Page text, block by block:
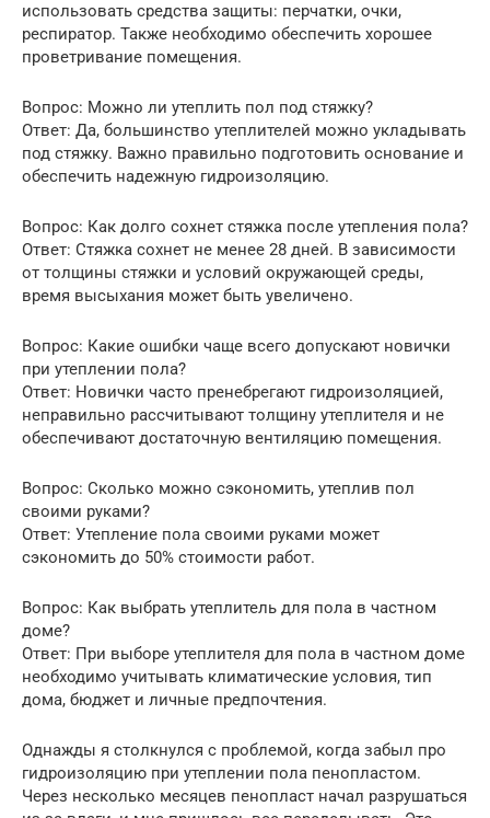
использовать средства защиты: перчатки, очки,
респиратор. Также необходимо обеспечить хорошее
проветривание помещения.
Вопрос: Можно ли утеплить пол под стяжку?
Ответ: Да, большинство утеплителей можно укладывать
под стяжку. Важно правильно подготовить основание и
обеспечить надежную гидроизоляцию.
Вопрос: Как долго сохнет стяжка после утепления пола?
Ответ: Стяжка сохнет не менее 28 дней. В зависимости
от толщины стяжки и условий окружающей среды,
время высыхания может быть увеличено.
Вопрос: Какие ошибки чаще всего допускают новички
при утеплении пола?
Ответ: Новички часто пренебрегают гидроизоляцией,
неправильно рассчитывают толщину утеплителя и не
обеспечивают достаточную вентиляцию помещения.
Вопрос: Сколько можно сэкономить, утеплив пол
своими руками?
Ответ: Утепление пола своими руками может
сэкономить до 50% стоимости работ.
Вопрос: Как выбрать утеплитель для пола в частном
доме?
Ответ: При выборе утеплителя для пола в частном доме
необходимо учитывать климатические условия, тип
дома, бюджет и личные предпочтения.
Однажды я столкнулся с проблемой, когда забыл про
гидроизоляцию при утеплении пола пенопластом.
Через несколько месяцев пенопласт начал разрушаться